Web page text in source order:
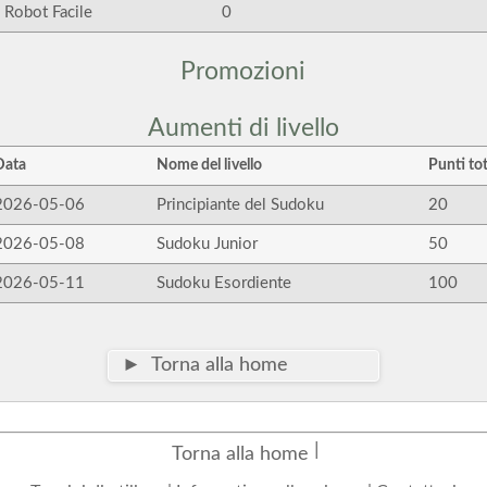
Robot Facile 0
Promozioni
Aumenti di livello
Nome del livello Punti
05-06 Principiante del Sudoku 20
05-08 Sudoku Junior 50
05-11 Sudoku Esordiente 100
► Torna alla home
Torna alla home